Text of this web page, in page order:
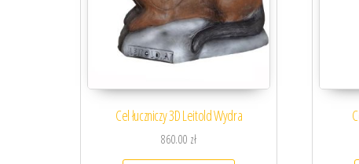
Cel łuczniczy 3D Leitold Wydra
860.00 zł